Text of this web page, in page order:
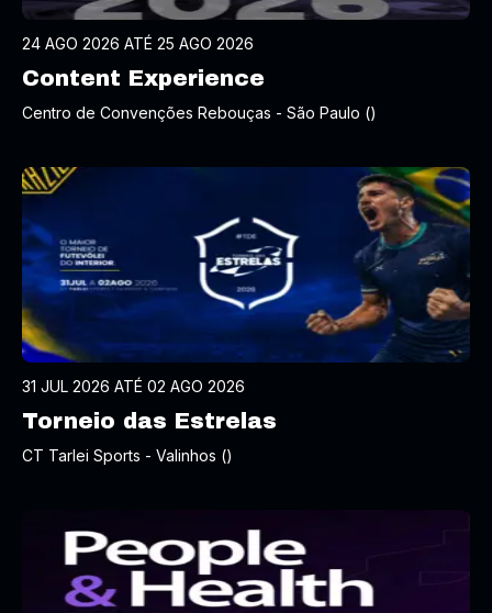
24 AGO 2026 ATÉ 25 AGO 2026
Content Experience
Centro de Convenções Rebouças - São Paulo ()
31 JUL 2026 ATÉ 02 AGO 2026
Torneio das Estrelas
CT Tarlei Sports - Valinhos ()